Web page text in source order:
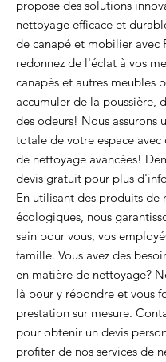
propose des solutions
nettoyage efficace et
de canapé et mobilier avec
redonnez de l'éclat à vos
canapés et autres meubles
accumuler de la poussière,
des odeurs! Nous assurons
totale de votre espace avec
de nettoyage avancées!
devis gratuit pour plus
En utilisant des produits de
écologiques, nous
sain pour vous, vos
famille. Vous avez des
en matière de nettoyage?
là pour y répondre et vous
prestation sur mesure.
pour obtenir un devis
profiter de nos services de